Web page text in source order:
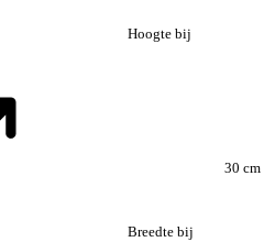
Hoogte bij
Breedte bij
30 cm